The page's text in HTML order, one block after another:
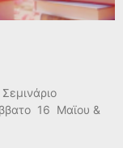
16 Μαϊου &